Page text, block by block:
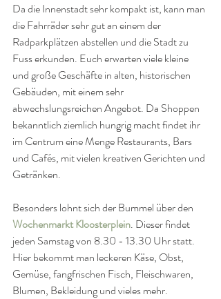
Da die Innenstadt sehr kompakt ist, kann man
die Fahrräder sehr gut an einem der
Radparkplätzen abstellen und die Stadt zu
Fuss erkunden. Euch erwarten viele kleine
und große Geschäfte in alten, historischen
Gebäuden, mit einem sehr
abwechslungsreichen Angebot. Da Shoppen
bekanntlich ziemlich hungrig macht findet ihr
im Centrum eine Menge Restaurants, Bars
und Cafés, mit vielen kreativen Gerichten und
Getränken.
Besonders lohnt sich der Bummel über den
Wochenmarkt Kloosterplein. Dieser findet
jeden Samstag von 8.30 - 13.30 Uhr statt.
Hier bekommt man leckeren Käse, Obst,
Gemüse, fangfrischen Fisch, Fleischwaren,
Blumen, Bekleidung und vieles mehr.